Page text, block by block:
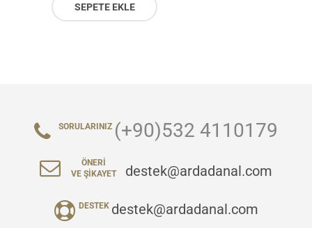
SEPETE EKLE
SORULARINIZ (+90)532 4110179
ÖNERI
VE ŞIKAYET
destek@ardadanal.com
DESTEK destek@ardadanal.com